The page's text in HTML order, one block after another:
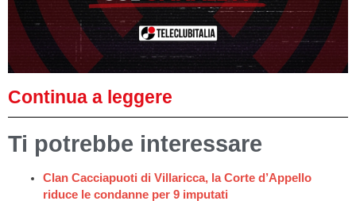
Continua a leggere
Ti potrebbe interessare
Clan Cacciapuoti di Villaricca, la Corte d’Appello
riduce le condanne per 9 imputati